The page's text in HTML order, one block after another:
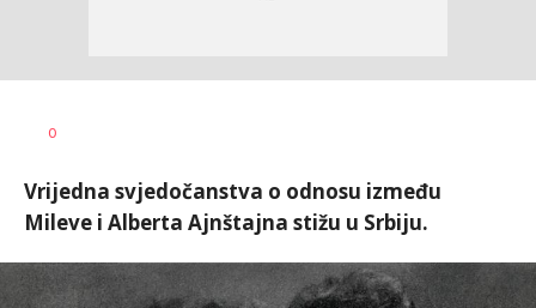
0
Vrijedna svjedočanstva o odnosu između
Mileve i Alberta Ajnštajna stižu u Srbiju.